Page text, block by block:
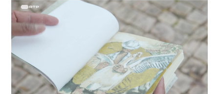
Carrinho
Minha conta
Política de privacidade